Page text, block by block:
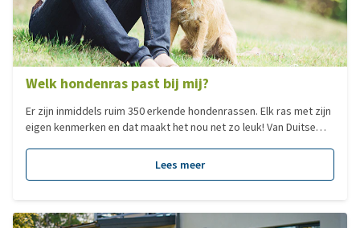
Welk hondenras past bij mij?
Er zijn inmiddels ruim 350 erkende hondenrassen. Elk ras met zijn
eigen kenmerken en dat maakt het nou net zo leuk! Van Duitse
mensen zoeken een hond op basis van het formaat. Dit zegt
echter niks over het karakter van een hond en dus ook niet of
Lees meer